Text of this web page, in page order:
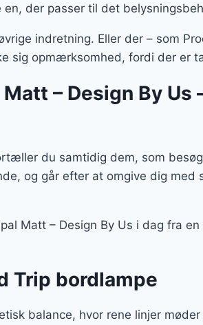
der passer til det
indretning. Eller der – som
sig opmærksomhed, fordi der er
– Design By
du samtidig dem, som
og går efter at omgive dig med
Matt – Design By Us i dag fra
Trip bordlampe
balance, hvor rene linjer møder